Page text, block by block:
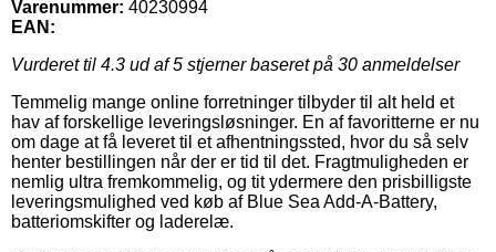
Varenummer: 40230994
EAN:
Vurderet til 4.3 ud af 5 stjerner baseret på 30 anmeldelser
Temmelig mange online forretninger tilbyder til alt held et
hav af forskellige leveringsløsninger. En af favoritterne er nu
om dage at få leveret til et afhentningssted, hvor du så selv
henter bestillingen når der er tid til det. Fragtmuligheden er
nemlig ultra fremkommelig, og tit ydermere den prisbilligste
leveringsmulighed ved køb af Blue Sea Add-A-Battery,
batteriomskifter og laderelæ.